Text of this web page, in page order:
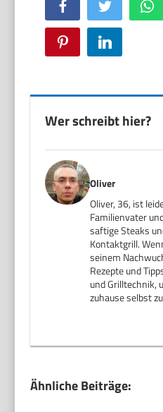
Facebook Twitter
Pinterest LinkedIn
Wer schreibt hier?
Oliver
Oliver, 36, ist
Familienvater
saftige Steaks
Kontaktgrill.
seinem
Rezepte und
und Grilltechnik,
zuhause selbst
Ähnliche Beiträge: